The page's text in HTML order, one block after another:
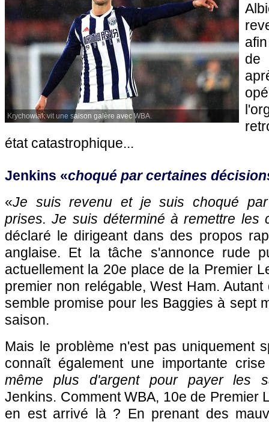
Krychowiak vit une saison galère avec WBA.
de
état catastrophique...
Jenkins «choqué par certaines
«Je suis revenu et je suis choqué par
prises. Je suis déterminé à remettre les
déclaré le dirigeant dans des propos
anglaise. Et la tâche s'annonce rude
actuellement la 20e place de la Premier
premier non relégable, West Ham.
semble promise pour les Baggies à sept
saison.
Mais le problème n'est pas uniquement
connaît également une importante
même plus d'argent pour payer les
Jenkins. Comment WBA, 10e de Premier
en est arrivé là ? En prenant des